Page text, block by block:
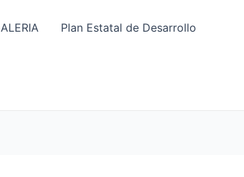
Plan Estatal de Desarrollo